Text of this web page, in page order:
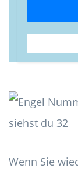
Wenn Sie